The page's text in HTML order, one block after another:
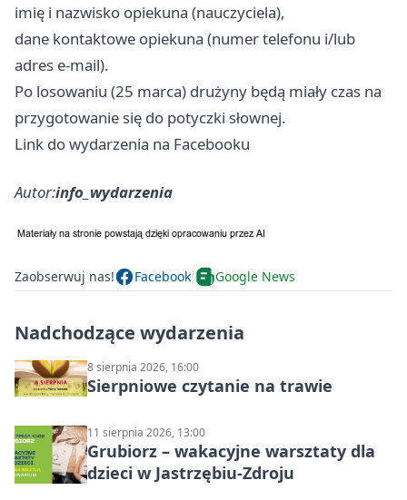
imię i nazwisko opiekuna (nauczyciela),
dane kontaktowe opiekuna (numer telefonu i/lub
adres e-mail).
Po losowaniu (25 marca) drużyny będą miały czas na
przygotowanie się do potyczki słownej.
Link do wydarzenia na Facebooku
Autor:info_wydarzenia
Zaobserwuj nas! Facebook Google News
Nadchodzące wydarzenia
8 sierpnia 2026, 16:00
Sierpniowe czytanie na trawie
11 sierpnia 2026, 13:00
Grubiorz – wakacyjne warsztaty dla
dzieci w Jastrzębiu-Zdroju